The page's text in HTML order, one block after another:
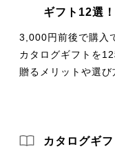
ギフト12選
3,000円前後で購入
カタログギフトを
贈るメリットや選び
カタログギ